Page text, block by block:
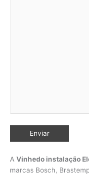
A Vinhedo instalação
marcas Bosch,